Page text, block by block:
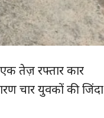
तेज़ रफ्तार कार
चार युवकों की जिंदा